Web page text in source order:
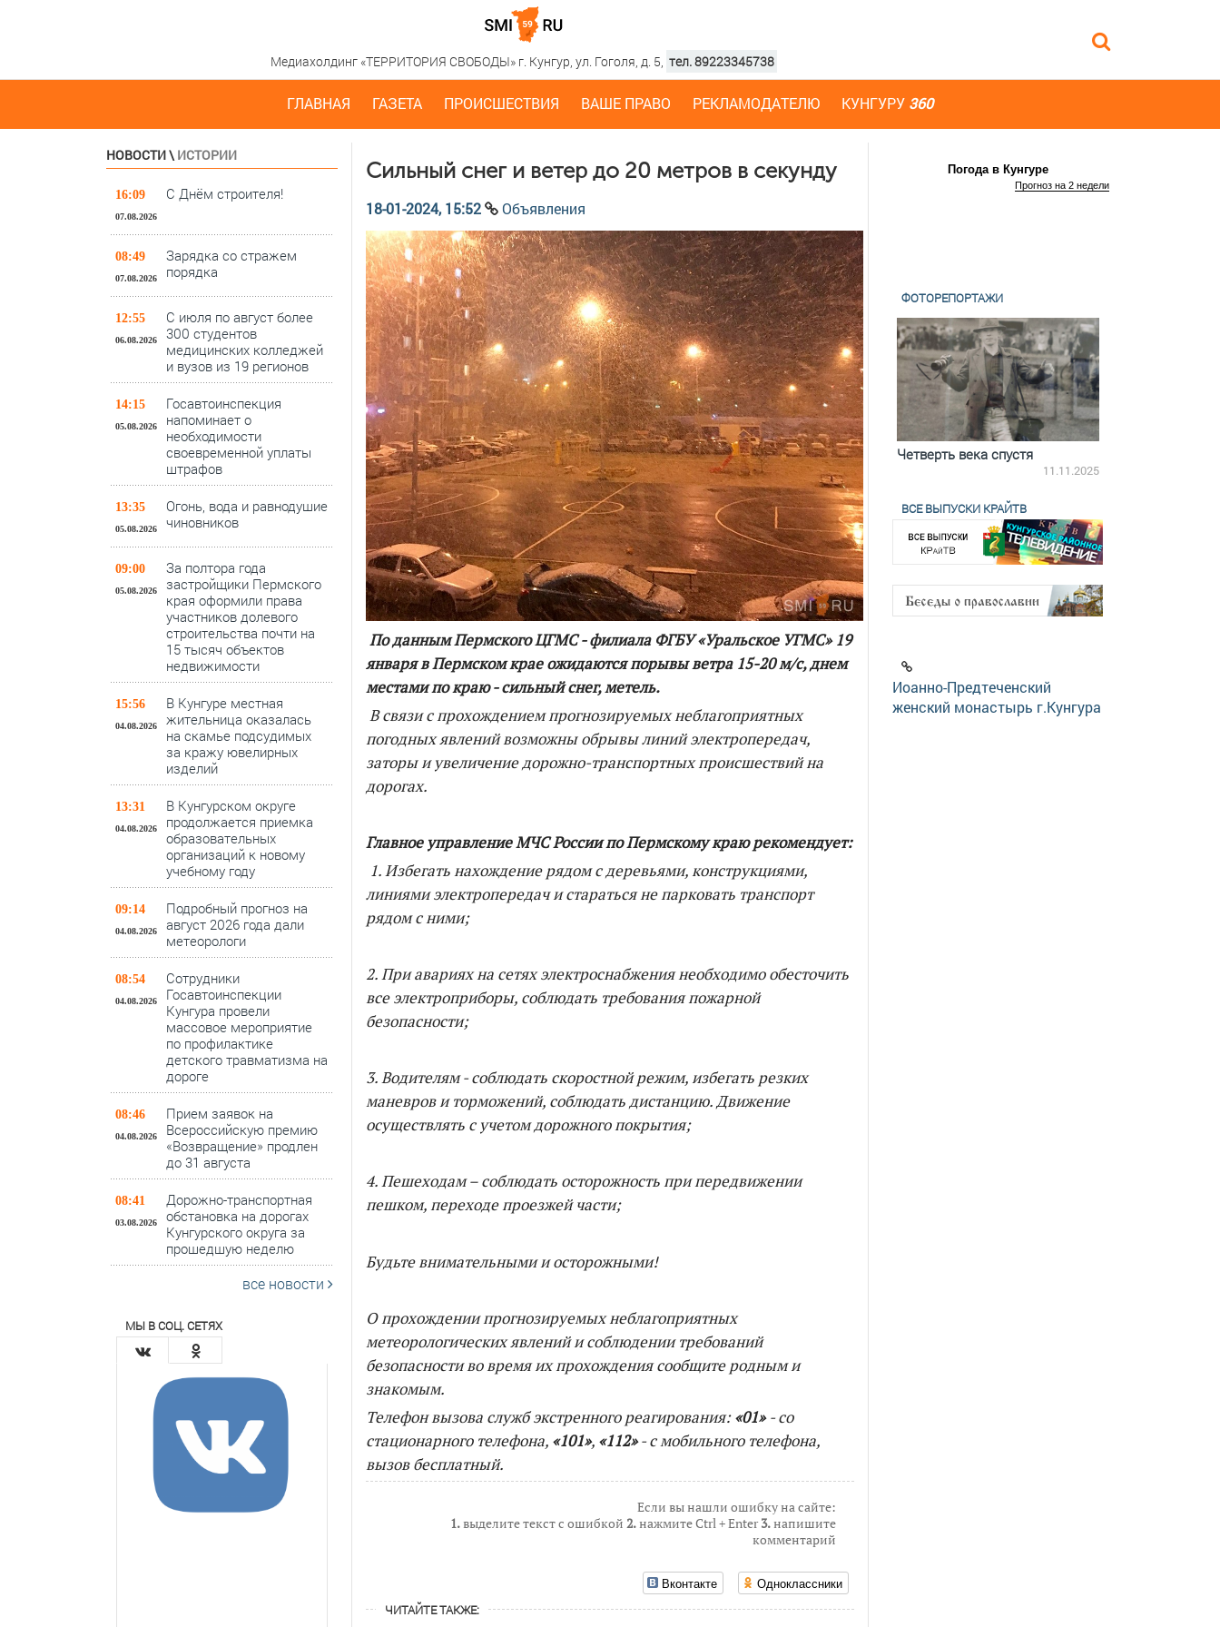
Медиахолдинг «ТЕРРИТОРИЯ СВОБОДЫ» г. Кунгур, ул. Гоголя, д. 5, тел. 89223345738
ГЛАВНАЯ ГАЗЕТА ПРОИСШЕСТВИЯ ВАШЕ ПРАВО РЕКЛАМОДАТЕЛЮ КУНГУРУ 360
НОВОСТИ\ ИСТОРИИ
16:09
07.08.2026
С Днём строителя!
08:49
07.08.2026
Зарядка со стражем
порядка
12:55
06.08.2026
С июля по август более
300 студентов
медицинских колледжей
и вузов из 19 регионов
14:15
05.08.2026
Госавтоинспекция
напоминает о
необходимости
своевременной уплаты
штрафов
13:35
05.08.2026
Огонь, вода и равнодушие
чиновников
09:00
05.08.2026
За полтора года
застройщики Пермского
края оформили права
участников долевого
строительства почти на
15 тысяч объектов
недвижимости
15:56
04.08.2026
В Кунгуре местная
жительница оказалась
на скамье подсудимых
за кражу ювелирных
изделий
13:31
04.08.2026
В Кунгурском округе
продолжается приемка
образовательных
организаций к новому
учебному году
09:14
04.08.2026
Подробный прогноз на
август 2026 года дали
метеорологи
08:54
04.08.2026
Сотрудники
Госавтоинспекции
Кунгура провели
массовое мероприятие
по профилактике
детского травматизма на
дороге
08:46
04.08.2026
Прием заявок на
Всероссийскую премию
«Возвращение» продлен
до 31 августа
08:41
03.08.2026
Дорожно-транспортная
обстановка на дорогах
Кунгурского округа за
прошедшую неделю
все новости
МЫ В СОЦ. СЕТЯХ
Сильный снег и ветер до 20 метров в секунду
18-01-2024, 15:52 Объявления
По данным Пермского ЦГМС - филиала ФГБУ «Уральское УГМС» 19
января в Пермском крае ожидаются порывы ветра 15-20 м/с, днем
местами по краю - сильный снег, метель.
В связи с прохождением прогнозируемых неблагоприятных
погодных явлений возможны обрывы линий электропередач,
заторы и увеличение дорожно-транспортных происшествий на
дорогах.
Главное управление МЧС России по Пермскому краю рекомендует:
1. Избегать нахождение рядом с деревьями, конструкциями,
линиями электропередач и стараться не парковать транспорт
рядом с ними;
2. При авариях на сетях электроснабжения необходимо обесточить
все электроприборы, соблюдать требования пожарной
безопасности;
3. Водителям - соблюдать скоростной режим, избегать резких
маневров и торможений, соблюдать дистанцию. Движение
осуществлять с учетом дорожного покрытия;
4. Пешеходам – соблюдать осторожность при передвижении
пешком, переходе проезжей части;
Будьте внимательными и осторожными!
О прохождении прогнозируемых неблагоприятных
метеорологических явлений и соблюдении требований
безопасности во время их прохождения сообщите родным и
знакомым.
Телефон вызова служб экстренного реагирования:«01»- со
стационарного телефона, «101», «112»- с мобильного телефона,
вызов бесплатный.
Если вы нашли ошибку на сайте:
1.выделите текст с ошибкой 2.нажмите Ctrl + Enter3.напишите
комментарий
Вконтакте Одноклассники
ЧИТАЙТЕ ТАКЖЕ:
Погода в Кунгуре
Прогноз на 2 недели
ФОТОРЕПОРТАЖИ
По итогам первой пятилетки
18.12.2025
Четверть века спустя
11.11.2025
ВСЕ ВЫПУСКИ КРАЙТВ
Иоанно-Предтеченский
женский монастырь г.Кунгура